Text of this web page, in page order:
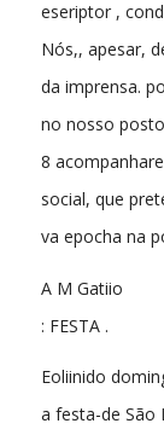
eseriptor ,
Nós,, apesar,
da imprensa.
no nosso
8
social, que
va epocha na
A M Gatiio
: FESTA .
Eoliinido
a festa-de São